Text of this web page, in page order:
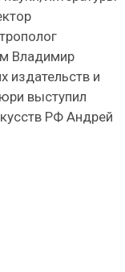
Владимир
издательств и
выступил
РФ Андрей